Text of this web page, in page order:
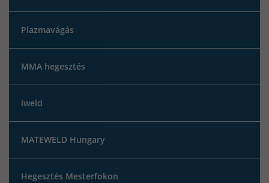
Plazmavágás
MMA hegesztés
iweld
MATEWELD Hungary
Hegesztés Mesterfokon